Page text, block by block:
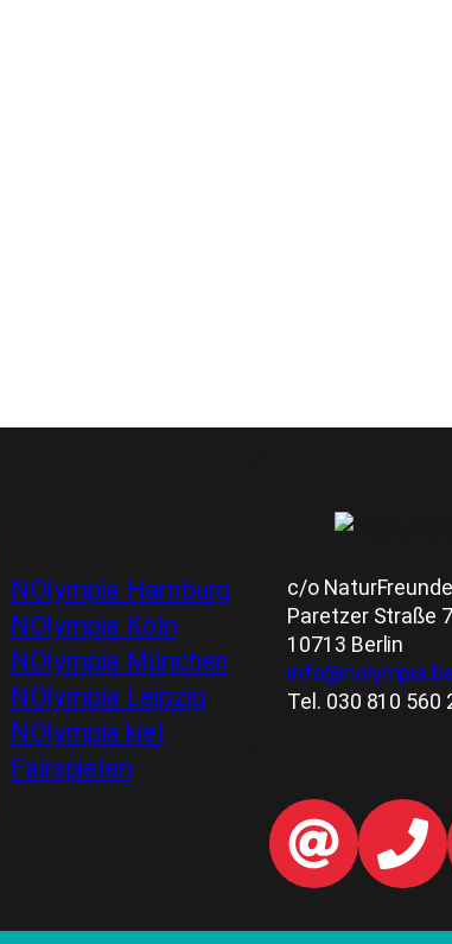
NOlympia Hamburg
NOlympia Köln
NOlympia München
NOlympia Leipzig
NOlympia kiel
Fairspielen
c/o
Paretzer Straße 7
10713 Berlin
Tel. 030 810 560